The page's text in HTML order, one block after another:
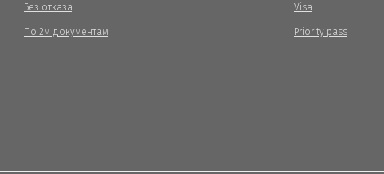
Без отказа
По 2м документам
Visa
Priority pass